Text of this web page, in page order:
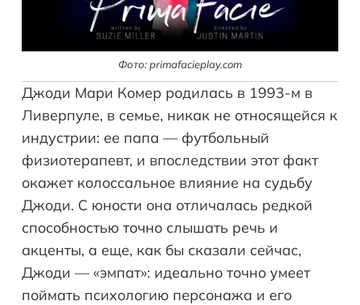
Фото: primafacieplay.com
Джоди Мари Комер родилась в 1993-м в
Ливерпуле, в семье, никак не относящейся к
индустрии: ее папа — футбольный
физиотерапевт, и впоследствии этот факт
окажет колоссальное влияние на судьбу
Джоди. С юности она отличалась редкой
способностью точно слышать речь и
акценты, а еще, как бы сказали сейчас,
Джоди — «эмпат»: идеально точно умеет
поймать психологию персонажа и его